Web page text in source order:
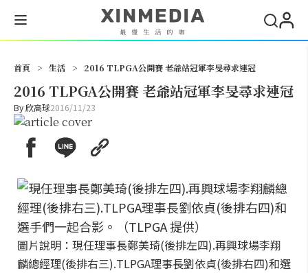
首頁 > 生活 > 2016 TLPGA公開賽 老爺站冠軍李旻尋求連冠
2016 TLPGA公開賽 老爺站冠軍李旻尋求連冠
By欣高球2016/11/23
圖片說明：現任理事長鄭美琦(後排左四).再興球場李翔
麟總經理(後排右三).TLPGA理事長劉依貞(後排右四)和選